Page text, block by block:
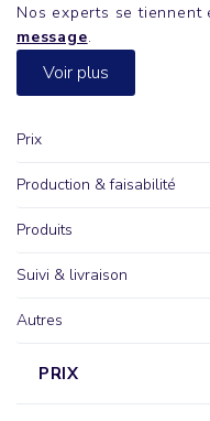
Nos experts se
message.
Voir plus
Prix
Production & faisabilité
Produits
Suivi & livraison
Autres
PRIX